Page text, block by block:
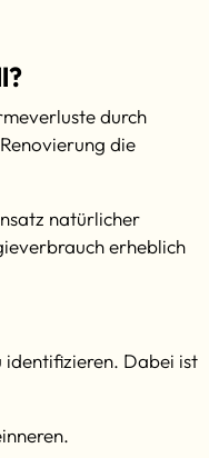
durch
die
natürlicher
erheblich
identifizieren. Dabei ist